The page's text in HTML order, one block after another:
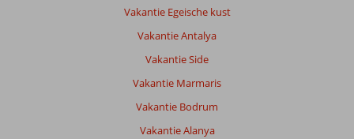
Vakantie Egeische kust
Vakantie Antalya
Vakantie Side
Vakantie Marmaris
Vakantie Bodrum
Vakantie Alanya